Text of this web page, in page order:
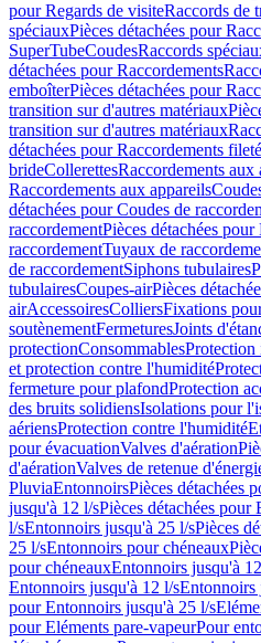
pour Regards de visiteRaccords de
spéciauxPièces détachées pour
SuperTubeCoudesRaccords
détachées pour Raccordements
emboîterPièces détachées pour
transition sur d'autres matériaux
transition sur d'autres matériaux
détachées pour Raccordements
brideCollerettesRaccordements aux
Raccordements aux appareils
détachées pour Coudes de
raccordementPièces détachées
raccordementTuyaux de
de raccordementSiphons tubulaires
tubulairesCoupes-airPièces
airAccessoiresColliersFixations
soutènementFermeturesJoints
protectionConsommablesProtection
et protection contre l'humidité
fermeture pour plafondProtection
des bruits solidiensIsolations pour
aériensProtection contre l'humidité
pour évacuationValves d'aération
d'aérationValves de retenue
PluviaEntonnoirsPièces détachées
jusqu'à 12 l/sPièces détachées pour
l/sEntonnoirs jusqu'à 25 l/sPièces
25 l/sEntonnoirs pour chéneaux
pour chéneauxEntonnoirs jusqu'à
Entonnoirs jusqu'à 12 l/sEntonnoirs
pour Entonnoirs jusqu'à 25 l/s
pour Eléments pare-vapeurPour